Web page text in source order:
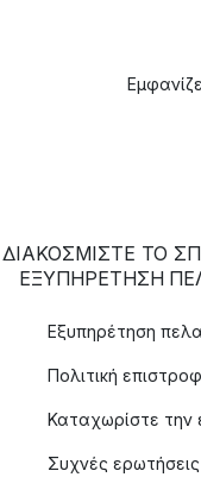
ΔΙΑΚΟΣΜΙΣΤΕ ΤΟ
ΕΞΥΠΗΡΈΤΗΣΗ
Εξυπηρέτηση
Πολιτική
Καταχωρίστε την
Συχνές ερωτήσεις